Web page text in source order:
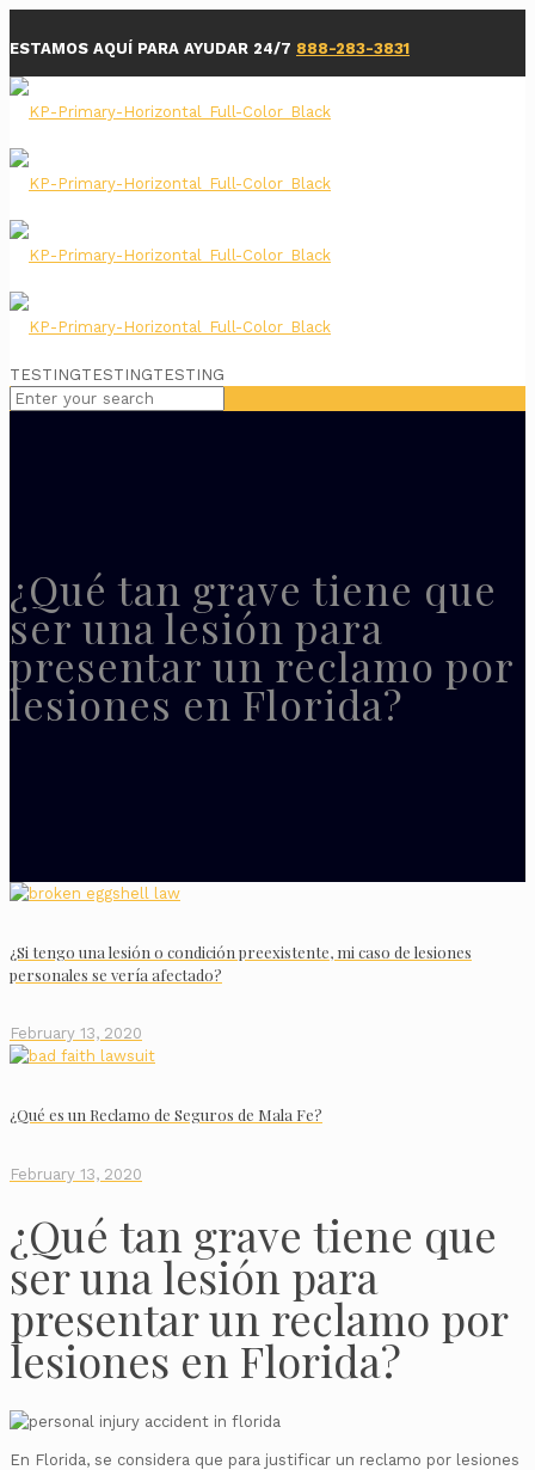
ESTAMOS AQUÍ PARA AYUDAR 24/7 888-283-3831
TESTINGTESTINGTESTING
¿Qué tan grave tiene que
ser una lesión para
presentar un reclamo por
lesiones en Florida?
¿Si tengo una lesión o condición preexistente, mi caso de lesiones
personales se vería afectado?
February 13, 2020
¿Qué es un Reclamo de Seguros de Mala Fe?
February 13, 2020
¿Qué tan grave tiene que
ser una lesión para
presentar un reclamo por
lesiones en Florida?
En Florida, se considera que para justificar un reclamo por lesiones